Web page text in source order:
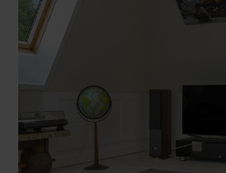
Combinazioni Hi-Fi
ACQUISTA ORA